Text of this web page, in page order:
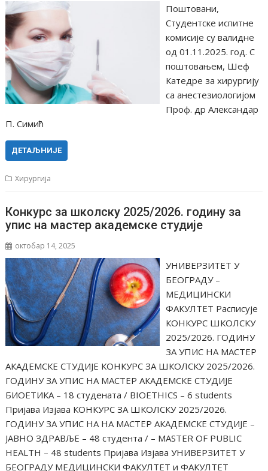
Поштовани,
Студентске испитне
комисије су валидне
од 01.11.2025. год. С
поштовањем, Шеф
Катедре за хирургију
са анестезиологијом
Проф. др Александар
П. Симић
ДЕТАЉНИЈЕ
Хирургија
Конкурс за школску 2025/2026. годину за
упис на мастер академске студије
октобар 14, 2025
УНИВЕРЗИТЕТ У
БЕОГРАДУ –
МЕДИЦИНСКИ
ФАКУЛТЕТ Расписује
КОНКУРС ШКОЛСКУ
2025/2026. ГОДИНУ
ЗА УПИС НА МАСТЕР
АКАДЕМСКЕ СТУДИЈЕ КОНКУРС ЗА ШКОЛСКУ 2025/2026.
ГОДИНУ ЗА УПИС НА МАСТЕР АКАДЕМСКЕ СТУДИЈЕ
БИОЕТИКА – 18 студената / BIOETHICS – 6 students
Пријава Изјава КОНКУРС ЗА ШКОЛСКУ 2025/2026.
ГОДИНУ ЗА УПИС НА НА МАСТЕР АКАДЕМСКЕ СТУДИЈЕ –
ЈАВНО ЗДРАВЉЕ – 48 студента / – MASTER OF PUBLIC
HEALTH – 48 students Пријава Изјава УНИВЕРЗИТЕТ У
БЕОГРАДУ МЕДИЦИНСКИ ФАКУЛТЕТ и ФАКУЛТЕТ